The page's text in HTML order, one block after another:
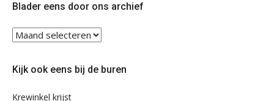
Blader eens door ons archief
Blader
ons
Kijk ook eens bij de buren
Krewinkel krijst